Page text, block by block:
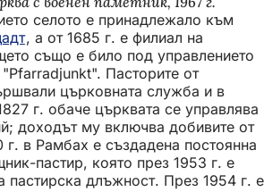
селото е принадлежало към
, а от 1685 г. е филиал на
също е било под управлението
Пасторите от
църковната служба и в
г. обаче църквата се управлява
доходът му включва добивите от
г. в Рамбах е създадена постоянна
пастир, която през 1953 г. е
пастирска длъжност. През 1954 г. е